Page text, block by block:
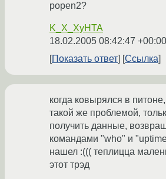
popen2?
K_X_XyHTA
18.02.2005 08:42:47 +00:00
Показать ответ
Ссылка
когда ковырялся в
такой же проблемой,
получить данные,
командами "who" и
нашел :((( теплицца
этот трэд